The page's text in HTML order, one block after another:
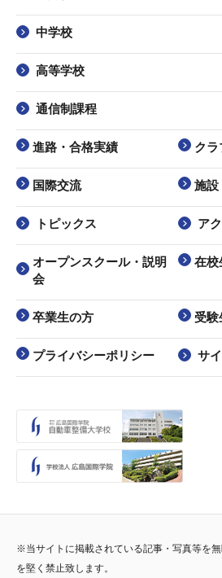
中学校
高等学校
通信制課程
進路・合格実績 クラ
国際交流 施設
トピックス ア
オープンスクール・説明
会
在校
卒業生の方 受験
プライバシーポリシー サ
※当サイトに掲載されている記事・写真等を
を堅く禁止致します。